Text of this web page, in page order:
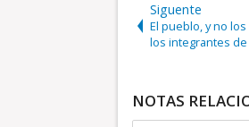
Siguente
El pueblo, y no
los integrantes de
NOTAS